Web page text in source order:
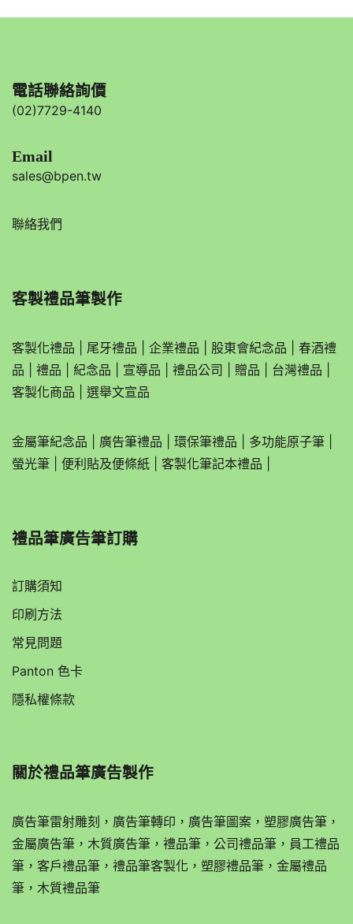
電話聯絡詢價
(02)7729-4140
Email
sales@bpen.tw
聯絡我們
客製禮品筆製作
客製化禮品 尾牙禮品 企業禮品 股東會紀念品
春酒禮
品
禮品 紀念品 宣導品 禮品公司 贈品 台灣禮品
客製化商品
選舉文宣品
金屬筆紀念品 廣告筆禮品 環保筆禮品 多功能原子筆
螢光筆
便利貼及便條紙 客製化筆記本禮品
禮品筆廣告筆訂購
訂購須知
印刷方法
常見問題
Panton 色卡
隱私權條款
關於禮品筆廣告製作
廣告筆雷射雕刻，廣告筆轉印，廣告筆圖案，塑膠廣告筆，
金屬廣告筆，木質廣告筆，禮品筆，公司禮品筆，員工禮品
筆，客戶禮品筆，禮品筆客製化，塑膠禮品筆，金屬禮品
筆，木質禮品筆